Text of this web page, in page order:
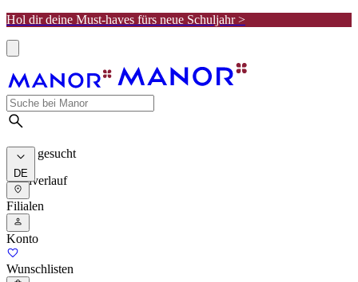
Hol dir deine Must-haves fürs neue Schuljahr >
Meist gesucht
Suchverlauf
DE
Filialen
Konto
Wunschlisten